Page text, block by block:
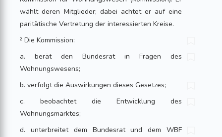
wählt deren Mitglieder; dabei achtet er auf eine
paritätische Vertre­tung der interessierten Kreise.
² Die Kommission:
a. berät den Bundesrat in Fragen des
Wohnungswesens;
b. verfolgt die Auswirkungen dieses Gesetzes;
c. beobachtet die Entwicklung des
Wohnungsmarktes;
d. unterbreitet dem Bundesrat und dem WBF